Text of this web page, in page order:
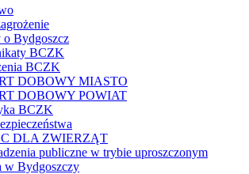
o Bydgoszcz
BCZK
BCZK
DOBOWY MIASTO
DOBOWY POWIAT
BCZK
DLA ZWIERZĄT
publiczne w trybie uproszczonym
w Bydgoszczy